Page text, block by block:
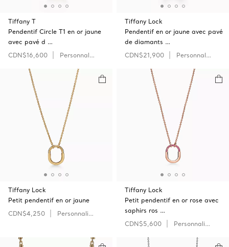
Tiffany T
Pendentif Circle T1 en or jaune
avec pavé d …
CDN$16,600
Personnaliser
Tiffany Lock
Pendentif en or jaune avec pavé
de diamants …
CDN$21,900
Personnaliser
Tiffany Lock
Petit pendentif en or jaune
CDN$4,250
Personnaliser
Tiffany Lock
Petit pendentif en or rose avec
saphirs ros …
CDN$5,600
Personnaliser